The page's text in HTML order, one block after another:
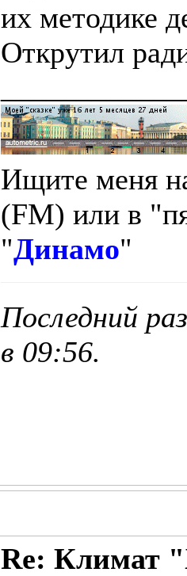
их методике
Открутил
Ищите меня
(FM) или в
"Динамо"
Последний
в 09:56.
Re: Климат